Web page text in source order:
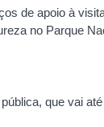
de apoio à
no Parque
que vai